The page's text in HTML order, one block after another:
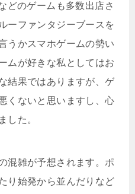
どのゲームも多数出店さ
ーファンタジーブースを
うかスマホゲームの勢い
ムが好きな私としてはお
結果ではありますが、ゲ
くないと思いますし、心
した。
混雑が予想されます。ポ
り始発から並んだりなど